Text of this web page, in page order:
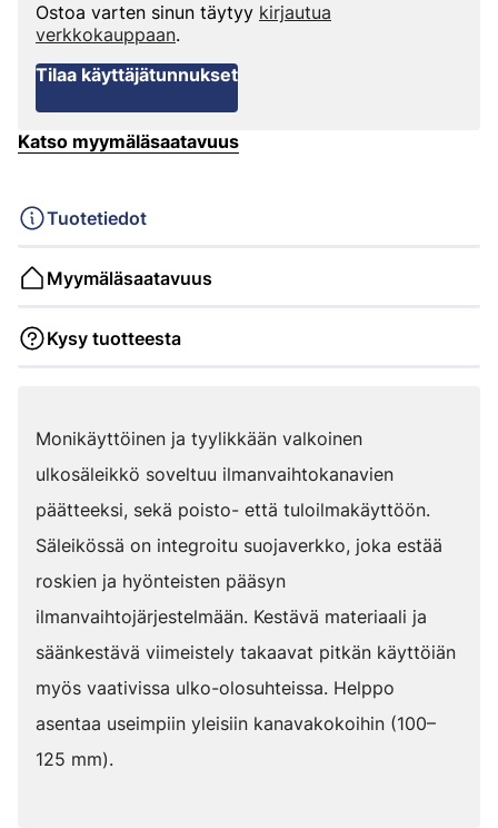
Ostoa varten sinun täytyy kirjautua
verkkokauppaan.
Tilaa käyttäjätunnukset
Katso myymäläsaatavuus
Tuotetiedot
Myymäläsaatavuus
Kysy tuotteesta
Monikäyttöinen ja tyylikkään valkoinen
ulkosäleikkö soveltuu ilmanvaihtokanavien
päätteeksi, sekä poisto- että tuloilmakäyttöön.
Säleikössä on integroitu suojaverkko, joka estää
roskien ja hyönteisten pääsyn
ilmanvaihtojärjestelmään. Kestävä materiaali ja
säänkestävä viimeistely takaavat pitkän käyttöiän
myös vaativissa ulko-olosuhteissa. Helppo
asentaa useimpiin yleisiin kanavakokoihin (100–
125 mm).